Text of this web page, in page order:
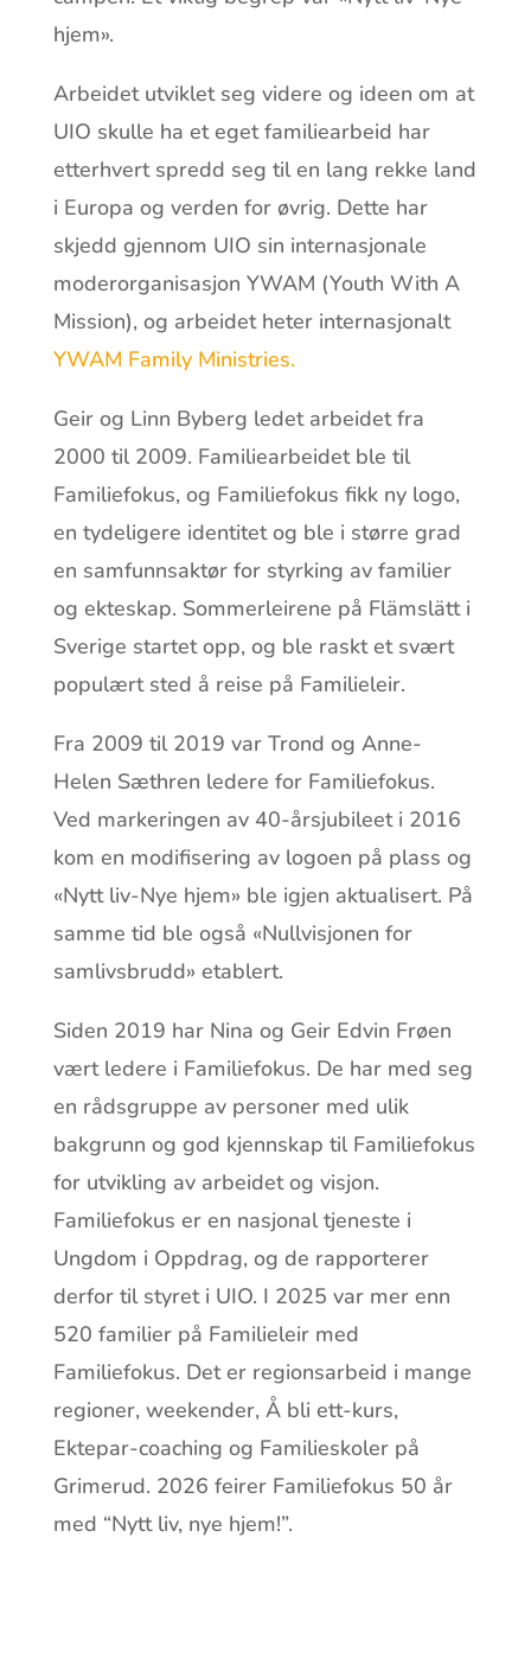
hjem».
Arbeidet utviklet seg videre og ideen om at
UIO skulle ha et eget familiearbeid har
etterhvert spredd seg til en lang rekke land
i Europa og verden for øvrig. Dette har
skjedd gjennom UIO sin internasjonale
moderorganisasjon YWAM (Youth With A
Mission), og arbeidet heter internasjonalt
YWAM Family Ministries.
Geir og Linn Byberg ledet arbeidet fra
2000 til 2009. Familiearbeidet ble til
Familiefokus, og Familiefokus fikk ny logo,
en tydeligere identitet og ble i større grad
en samfunnsaktør for styrking av familier
og ekteskap. Sommerleirene på Flämslätt i
Sverige startet opp, og ble raskt et svært
populært sted å reise på Familieleir.
Fra 2009 til 2019 var Trond og Anne-
Helen Sæthren ledere for Familiefokus.
Ved markeringen av 40-årsjubileet i 2016
kom en modifisering av logoen på plass og
«Nytt liv-Nye hjem» ble igjen aktualisert. På
samme tid ble også «Nullvisjonen for
samlivsbrudd» etablert.
Siden 2019 har Nina og Geir Edvin Frøen
vært ledere i Familiefokus. De har med seg
en rådsgruppe av personer med ulik
bakgrunn og god kjennskap til Familiefokus
for utvikling av arbeidet og visjon.
Familiefokus er en nasjonal tjeneste i
Ungdom i Oppdrag, og de rapporterer
derfor til styret i UIO. I 2025 var mer enn
520 familier på Familieleir med
Familiefokus. Det er regionsarbeid i mange
regioner, weekender, Å bli ett-kurs,
Ektepar-coaching og Familieskoler på
Grimerud. 2026 feirer Familiefokus 50 år
med “Nytt liv, nye hjem!”.